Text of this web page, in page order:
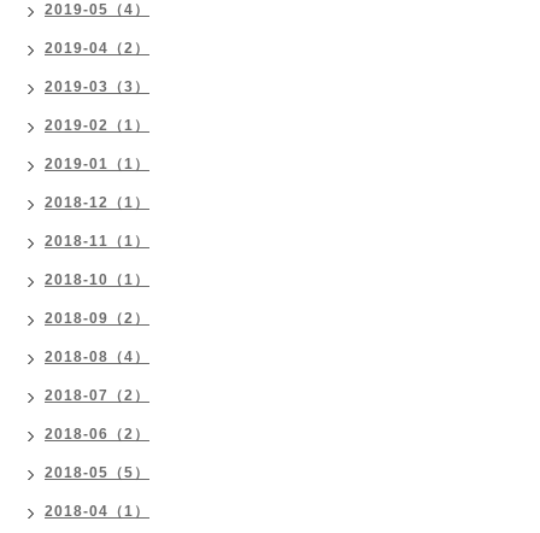
2019-05（4）
2019-04（2）
2019-03（3）
2019-02（1）
2019-01（1）
2018-12（1）
2018-11（1）
2018-10（1）
2018-09（2）
2018-08（4）
2018-07（2）
2018-06（2）
2018-05（5）
2018-04（1）